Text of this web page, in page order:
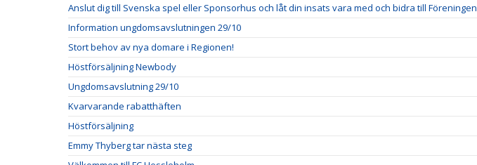
Anslut dig till Svenska spel eller Sponsorhus och låt din insats vara med och bidra till Föreningen
Information ungdomsavslutningen 29/10
Stort behov av nya domare i Regionen!
Höstförsäljning Newbody
Ungdomsavslutning 29/10
Kvarvarande rabatthäften
Höstförsäljning
Emmy Thyberg tar nästa steg